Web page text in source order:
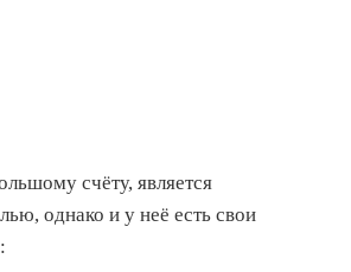
счёту, является
однако и у неё есть свои